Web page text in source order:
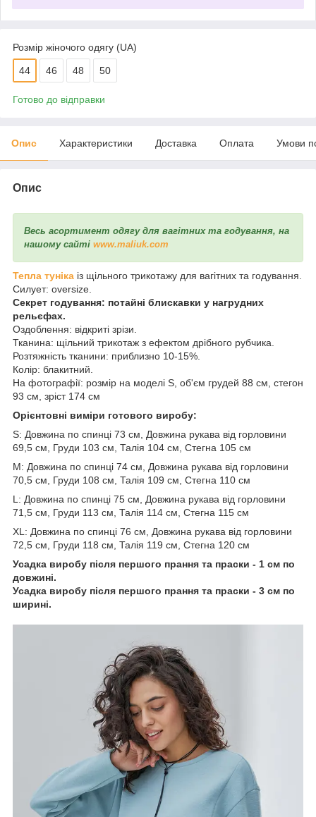
Розмір жіночого одягу (UA)
44 46 48 50
Готово до відправки
Опис Характеристики Доставка Оплата Умови
Опис
Весь асортимент одягу для вагітних та годування, на
нашому сайті www.maliuk.com
Тепла туніка із щільного трикотажу для вагітних та годування.
Силует: oversize.
Секрет годування: потайні блискавки у нагрудних
рельєфах.
Оздоблення: відкриті зрізи.
Тканина: щільний трикотаж з ефектом дрібного рубчика.
Розтяжність тканини: приблизно 10-15%.
Колір: блакитний.
На фотографії: розмір на моделі S, об'єм грудей 88 см, стегон
93 см, зріст 174 см
Орієнтовні виміри готового виробу:
S: Довжина по спинці 73 см, Довжина рукава від горловини
69,5 см, Груди 103 см, Талія 104 см, Стегна 105 см
M: Довжина по спинці 74 см, Довжина рукава від горловини
70,5 см, Груди 108 см, Талія 109 см, Стегна 110 см
L: Довжина по спинці 75 см, Довжина рукава від горловини
71,5 см, Груди 113 см, Талія 114 см, Стегна 115 см
XL: Довжина по спинці 76 см, Довжина рукава від горловини
72,5 см, Груди 118 см, Талія 119 см, Стегна 120 см
Усадка виробу після першого прання та праски - 1 см по
довжині.
Усадка виробу після першого прання та праски - 3 см по
ширині.